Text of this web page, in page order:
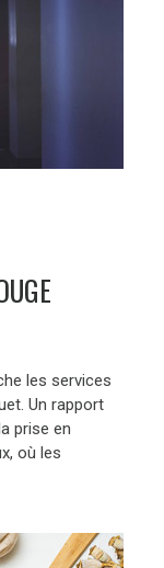
les services
Un rapport
prise en
où les